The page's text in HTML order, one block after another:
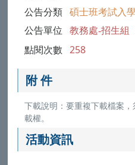
公告分類 碩士班考試入學
公告單位 教務處-招生組
點閱次數 258
附 件
下載說明：要重複下載檔案
載權。
活動資訊